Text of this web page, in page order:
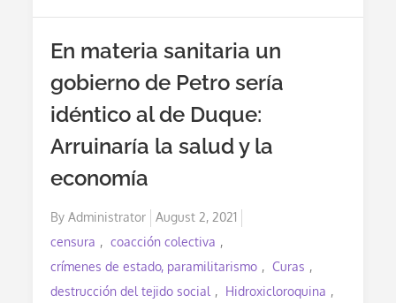
Del
De
En materia sanitaria un
gobierno de Petro sería
idéntico al de Duque:
Arruinaría la salud y la
economía
ByAdministrator
Posted
on
August 2, 2021
censura
coacción colectiva
crímenes de estado, paramilitarismo
Curas
destrucción del tejido social
Hidroxicloroquina